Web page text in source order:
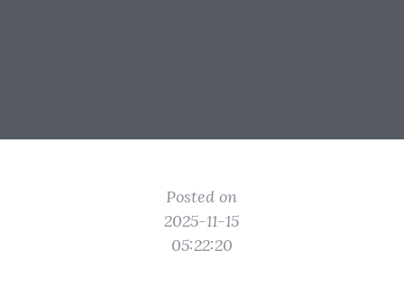
Posted on
2025-11-15
05:22:20